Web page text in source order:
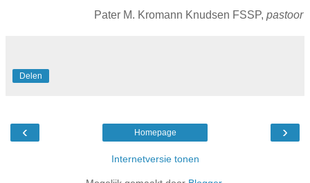
Pater M. Kromann Knudsen FSSP, pastoor
Delen
‹ ›
Homepage
Internetversie tonen